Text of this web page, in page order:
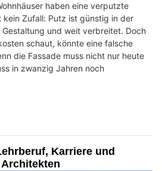
haben eine verputzte
kein Zufall: Putz ist günstig in der
und weit verbreitet. Doch
schaut, könnte eine falsche
die Fassade muss nicht nur heute
in zwanzig Jahren noch
Karriere und